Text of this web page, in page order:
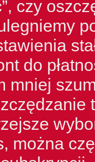
czy
do
mniej
można